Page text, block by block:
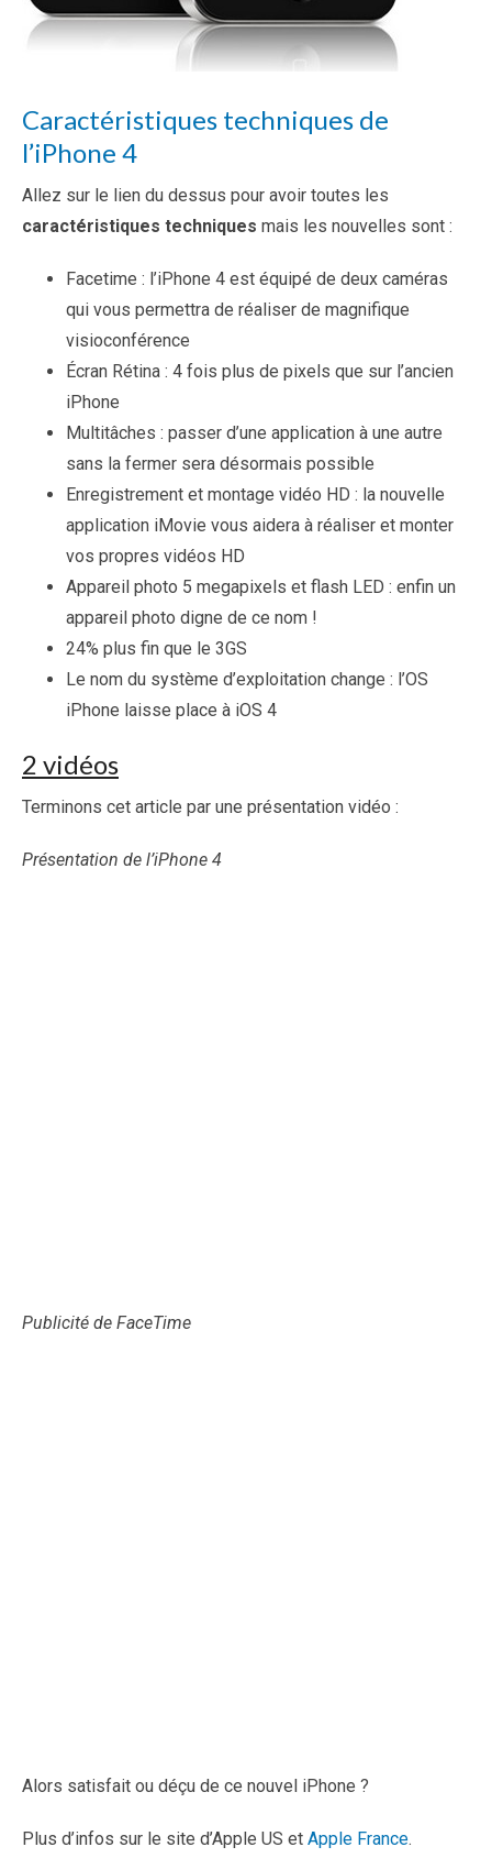
Caractéristiques techniques de
l’iPhone 4
Allez sur le lien du dessus pour avoir toutes les
caractéristiques techniques mais les nouvelles sont :
Facetime : l’iPhone 4 est équipé de deux caméras
qui vous permettra de réaliser de magnifique
visioconférence
Écran Rétina : 4 fois plus de pixels que sur l’ancien
iPhone
Multitâches : passer d’une application à une autre
sans la fermer sera désormais possible
Enregistrement et montage vidéo HD : la nouvelle
application iMovie vous aidera à réaliser et monter
vos propres vidéos HD
Appareil photo 5 megapixels et flash LED : enfin un
appareil photo digne de ce nom !
24% plus fin que le 3GS
Le nom du système d’exploitation change : l’OS
iPhone laisse place à iOS 4
2 vidéos
Terminons cet article par une présentation vidéo :
Présentation de l’iPhone 4
Publicité de FaceTime
Alors satisfait ou déçu de ce nouvel iPhone ?
Plus d’infos sur le site d’Apple US et Apple France.